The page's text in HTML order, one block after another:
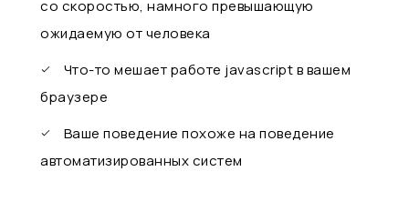
со скоростью, намного превышающую
ожидаемую от человека
Что-то мешает работе javascript в вашем
браузере
Ваше поведение похоже на поведение
автоматизированных систем